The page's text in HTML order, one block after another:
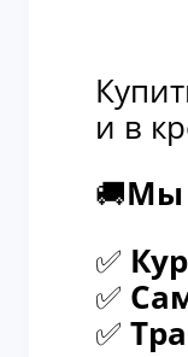
и в
🚚Мы
✅
✅
✅